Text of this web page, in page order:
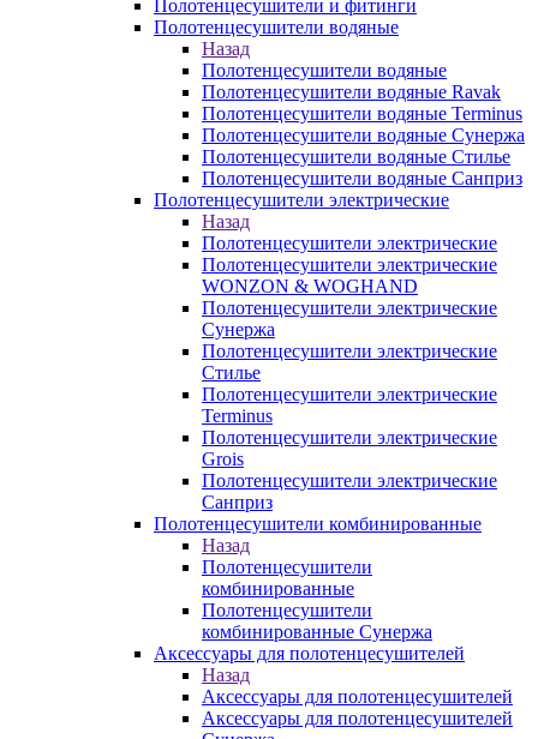
Полотенцесушители и фитинги
Полотенцесушители водяные
Назад
Полотенцесушители водяные
Полотенцесушители водяные Ravak
Полотенцесушители водяные Terminus
Полотенцесушители водяные Сунержа
Полотенцесушители водяные Стилье
Полотенцесушители водяные Санприз
Полотенцесушители электрические
Назад
Полотенцесушители электрические
Полотенцесушители электрические
WONZON & WOGHAND
Полотенцесушители электрические
Сунержа
Полотенцесушители электрические
Стилье
Полотенцесушители электрические
Terminus
Полотенцесушители электрические
Grois
Полотенцесушители электрические
Санприз
Полотенцесушители комбинированные
Назад
Полотенцесушители
комбинированные
Полотенцесушители
комбинированные Сунержа
Аксессуары для полотенцесушителей
Назад
Аксессуары для полотенцесушителей
Аксессуары для полотенцесушителей